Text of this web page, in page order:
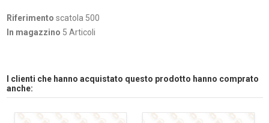
Riferimento scatola 500
In magazzino 5 Articoli
I clienti che hanno acquistato questo prodotto hanno comprato
anche: